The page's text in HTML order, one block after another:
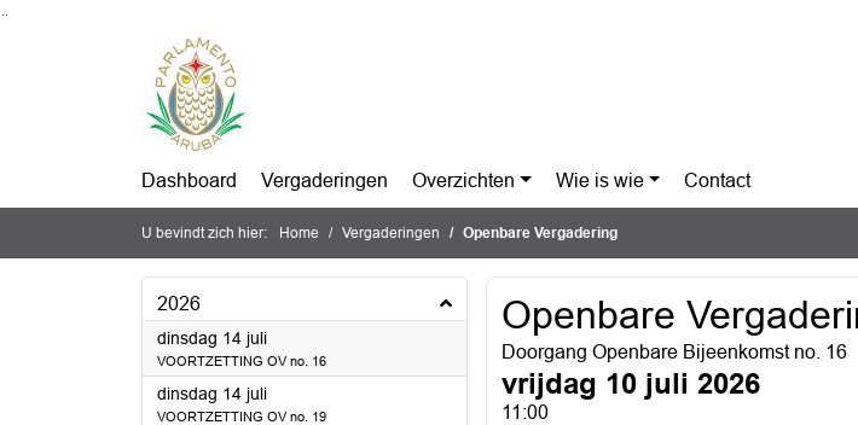
Dashboard Vergaderingen Overzichten Wie is wie Contact
U bevindt zich hier: Home Vergaderingen Openbare Vergadering
2026
dinsdag 14 juli2026
VOORTZETTING OV no. 16
dinsdag 14 juli2026
VOORTZETTING OV no. 19
Openbare
Doorgang Openbare Bijeenkomst no. 16
vrijdag 10 juli 2026
11:00